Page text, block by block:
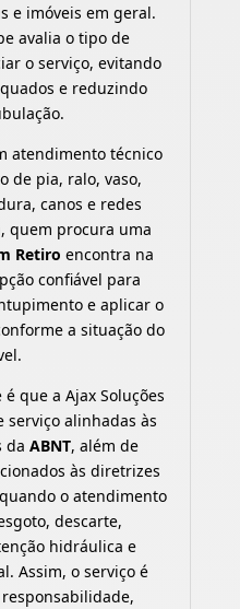
e imóveis em geral.
avalia o tipo de
o serviço, evitando
e reduzindo
atendimento técnico
de pia, ralo, vaso,
canos e redes
quem procura uma
Retiro encontra na
confiável para
e aplicar o
a situação do
que a Ajax Soluções
serviço alinhadas às
da ABNT, além de
às diretrizes
quando o atendimento
descarte,
hidráulica e
Assim, o serviço é